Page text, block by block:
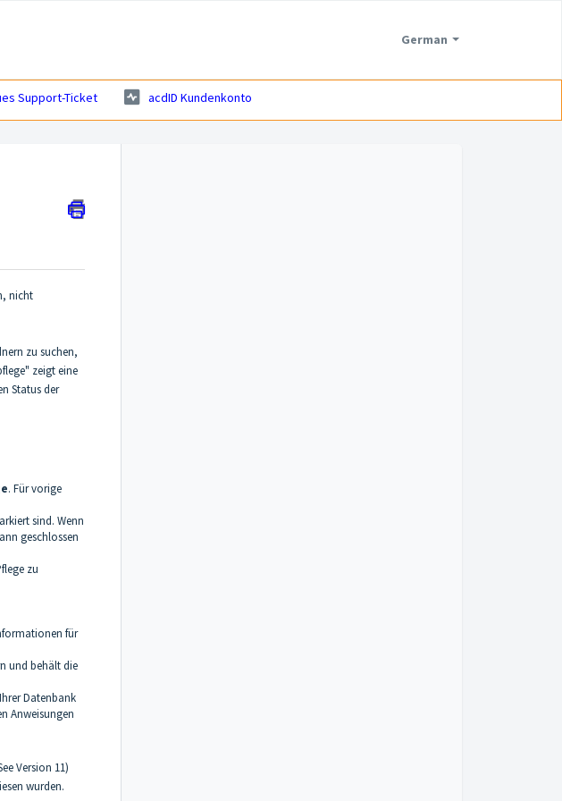
German
Support-Ticket acdID Kundenkonto
nicht
zu suchen,
zeigt eine
Status der
. Für vorige
sind. Wenn
geschlossen
zu
für
und behält die
Datenbank
Anweisungen
Version 11)
wurden.